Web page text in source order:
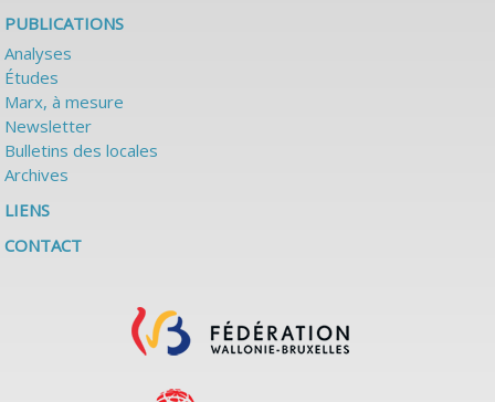
PUBLICATIONS
Analyses
Études
Marx, à mesure
Newsletter
Bulletins des locales
Archives
LIENS
CONTACT